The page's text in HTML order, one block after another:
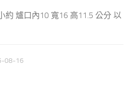
約 爐口內10 寬16 高11.5 公分 以
08-16